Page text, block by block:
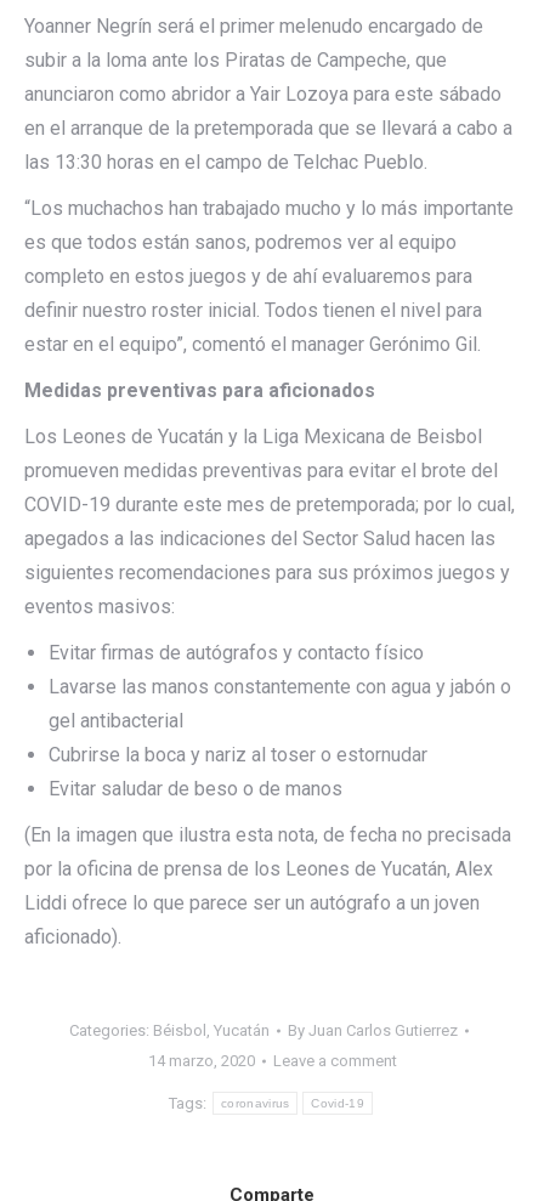
Yoanner Negrín será el primer melenudo encargado de
subir a la loma ante los Piratas de Campeche, que
anunciaron como abridor a Yair Lozoya para este sábado
en el arranque de la pretemporada que se llevará a cabo a
las 13:30 horas en el campo de Telchac Pueblo.
“Los muchachos han trabajado mucho y lo más importante
es que todos están sanos, podremos ver al equipo
completo en estos juegos y de ahí evaluaremos para
definir nuestro roster inicial. Todos tienen el nivel para
estar en el equipo”, comentó el manager Gerónimo Gil.
Medidas preventivas para aficionados
Los Leones de Yucatán y la Liga Mexicana de Beisbol
promueven medidas preventivas para evitar el brote del
COVID-19 durante este mes de pretemporada; por lo cual,
apegados a las indicaciones del Sector Salud hacen las
siguientes recomendaciones para sus próximos juegos y
eventos masivos:
Evitar firmas de autógrafos y contacto físico
Lavarse las manos constantemente con agua y jabón o
gel antibacterial
Cubrirse la boca y nariz al toser o estornudar
Evitar saludar de beso o de manos
(En la imagen que ilustra esta nota, de fecha no precisada
por la oficina de prensa de los Leones de Yucatán, Alex
Liddi ofrece lo que parece ser un autógrafo a un joven
aficionado).
Categories: Béisbol , Yucatán By Juan Carlos Gutierrez
14 marzo, 2020
Leave a comment
Tags: coronavirus Covid-19
Comparte